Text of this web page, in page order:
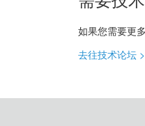
如果您需要更
去往技术论坛 >